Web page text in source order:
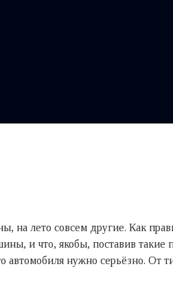
на лето совсем другие. Как
и что, якобы, поставив
нужно серьёзно. От